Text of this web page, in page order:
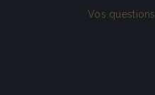
Vos questions